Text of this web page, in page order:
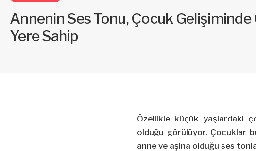
Annenin Ses Tonu, Çocuk
Yere Sahip
Özellikle küçük yaşlardaki
olduğu görülüyor. Çocuklar
anne ve aşina olduğu ses